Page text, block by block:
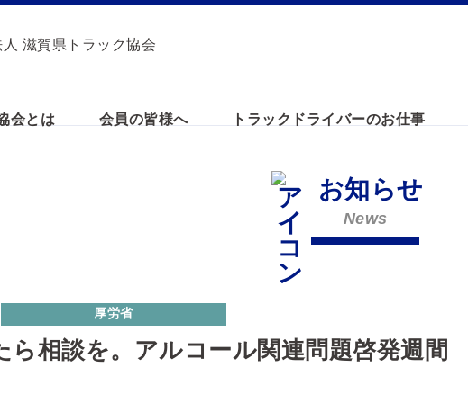
会とは 会員の皆様へ トラックドライバーのお仕事
お知らせ
News
厚労省
ら相談を。アルコール関連問題啓発週間